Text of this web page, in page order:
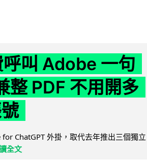
叫 Adobe 一句
整 PDF 不用開多
ChatGPT 外掛，取代去年推出三個獨立
全文